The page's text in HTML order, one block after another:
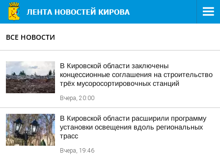
ВСЕ НОВОСТИ
В Кировской области заключены
концессионные соглашения на строительство
трёх мусоросортировочных станций
Вчера, 20:00
В Кировской области расширили программу
установки освещения вдоль региональных
трасс
Вчера, 19:46